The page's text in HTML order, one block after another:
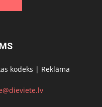
kodeks | Reklāma